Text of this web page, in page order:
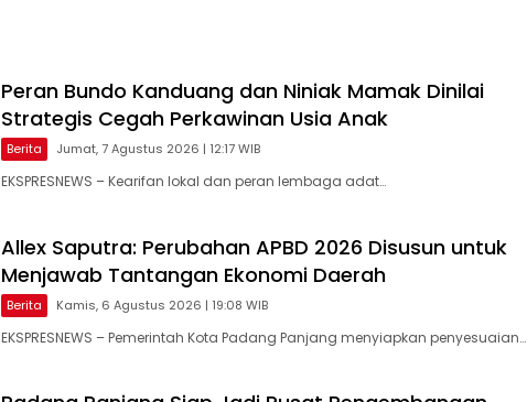
Peran Bundo Kanduang dan Niniak Mamak Dinilai
Strategis Cegah Perkawinan Usia Anak
Berita Jumat, 7 Agustus 2026 | 12:17 WIB
EKSPRESNEWS – Kearifan lokal dan peran lembaga adat…
Allex Saputra: Perubahan APBD 2026 Disusun untuk
Menjawab Tantangan Ekonomi Daerah
Berita Kamis, 6 Agustus 2026 | 19:08 WIB
EKSPRESNEWS – Pemerintah Kota Padang Panjang menyiapkan penyesuaian…